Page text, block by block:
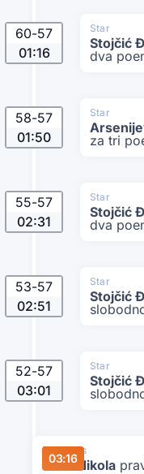
Star
Stojčić
dva
60-57
01:16
Star
za tri
58-57
01:50
Star
Stojčić
dva
55-57
02:31
Star
Stojčić
53-57
02:51
Star
Stojčić
52-57
03:01
03:16
Danubius
Čolić Nikola